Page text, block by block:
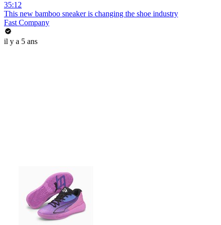
35:12
This new bamboo sneaker is changing the shoe industry
Fast Company
il y a 5 ans